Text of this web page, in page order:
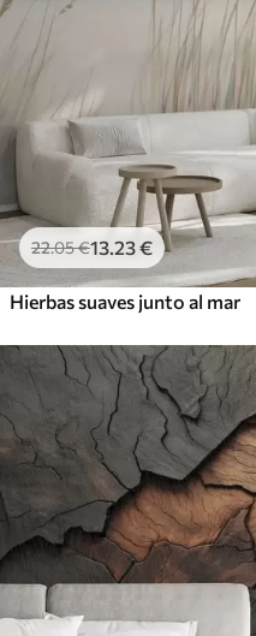
22.05€13 .23€
Hierbas suaves junto al mar